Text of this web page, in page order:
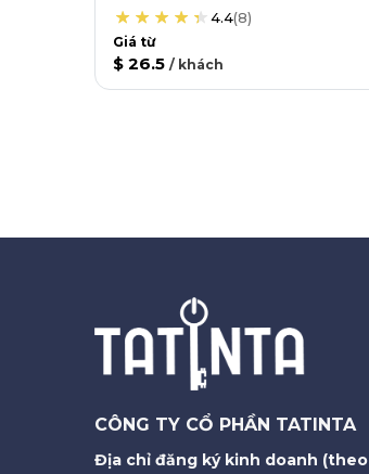
4.4(8)
Giá từ
$ 26.5 / khách
CÔNG TY CỔ PHẦN TATINTA
Địa chỉ đăng ký kinh doanh